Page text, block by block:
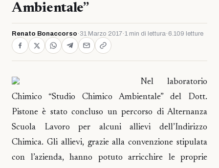
Ambientale”
Renato Bonaccorso · 31 Marzo 2017·1 min di lettura· 6.109 letture
Nel laboratorio
Chimico “Studio Chimico Ambientale” del Dott.
Pistone è stato concluso un percorso di Alternanza
Scuola Lavoro per alcuni allievi dell’Indirizzo
Chimica. Gli allievi, grazie alla convenzione stipulata
con l’azienda, hanno potuto arricchire le proprie